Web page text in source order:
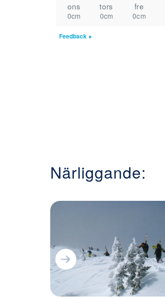
ons tors fre
0cm 0cm 0cm
Feedback
Närliggande: